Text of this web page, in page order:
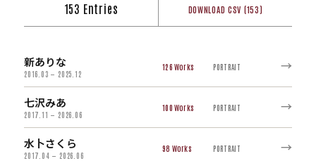
153 Entries DOWNLOAD CSV (153)
新ありな
2016.03 — 2025.12
126 PORTRAIT →
七沢みあ
2017.11 — 2026.06
100 PORTRAIT →
水卜さくら
2017.04 — 2026.06
98 PORTRAIT →